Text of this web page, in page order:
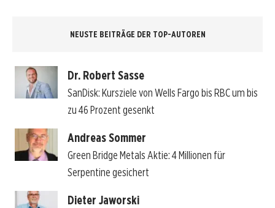
NEUSTE BEITRÄGE DER TOP-AUTOREN
Dr. Robert Sasse
SanDisk: Kursziele von Wells Fargo bis RBC um bis
zu 46 Prozent gesenkt
Andreas Sommer
Green Bridge Metals Aktie: 4 Millionen für
Serpentine gesichert
Dieter Jaworski